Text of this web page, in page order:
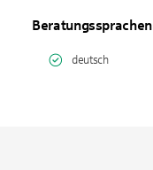
Beratungssprachen
deutsch